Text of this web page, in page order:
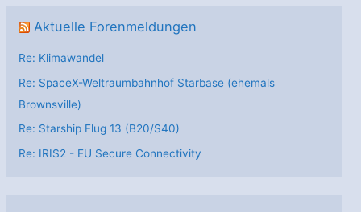
Aktuelle Forenmeldungen
Re: Klimawandel
Re: SpaceX-Weltraumbahnhof Starbase (ehemals
Brownsville)
Re: Starship Flug 13 (B20/S40)
Re: IRIS2 - EU Secure Connectivity